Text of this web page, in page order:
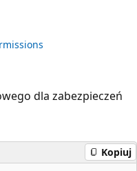
dla zabezpieczeń
Kopiuj